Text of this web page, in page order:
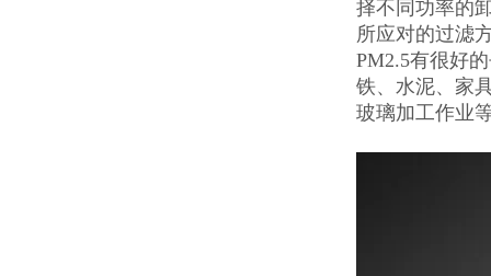
择不同功率的
所应对的过滤
PM2.5有很好
铁、水泥、家
玻璃加工作业